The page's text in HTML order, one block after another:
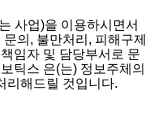
사업)을 이용하시면서
의, 불만처리, 피해구제
임자 및 담당부서로 문
틱스 은(는) 정보주체의
리해드릴 것입니다.